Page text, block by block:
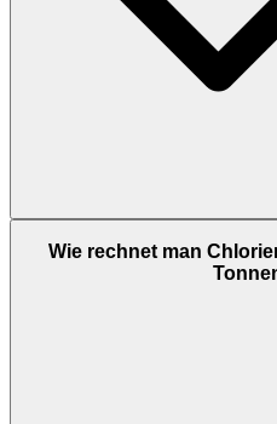
Wie rechnet man